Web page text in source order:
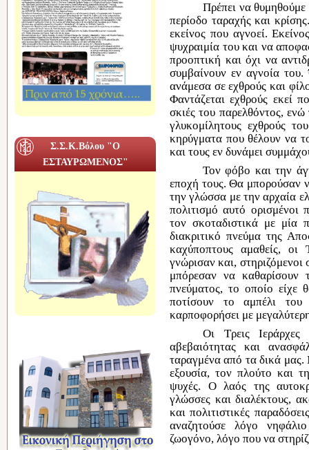
Σ.Σ.Κ.Βόλου "Ο
ΕΣΤΑΥΡΩΜΕΝΟΣ"
Πρέπει να
περίοδο ταραχής και
εκείνος που αγνοεί.
ψυχραιμία του και να
προοπτική και όχι να
συμβαίνουνεν αγνοίατου.
ανάμεσα σεεχθρούςκαι
Φαντάζεταιεχθρούς εκεί
σκιές του παρελθόντος, ενώ
γλυκομίλητους εχθρούς
κηρύγματα που θέλουν να
και τους εν δυνάμει
Τον φόβο και την
εποχή τους. Θα μπορούσαν
την γλώσσα με τηναρχαία
πολιτισμό αυτό ορισμένοι
τον σκοταδιστικά με μία
διακριτικό πνεύμα της
καχύποπτους αμαθείς, οι
γνώρισαν και, στηριζόμενοι
μπόρεσαν να
πνεύματος, το οποίο είχε
ποτίσουν τοαμπέλιτου
καρποφορήσει με
Οι Τρεις
αβεβαιότηταςκαι
ταραγμένααπό τα δικά μας.
εξουσία, τον πλούτο και
ψυχές. Ολαός της
γλώσσες και διαλέκτους,
και πολιτιστικές
αναζητούσε λόγο
ζωογόνο, λόγο που να